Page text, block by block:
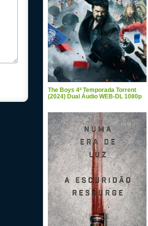
The Boys 4ª Temporada Torrent
(2024) Dual Áudio WEB-DL 1080p